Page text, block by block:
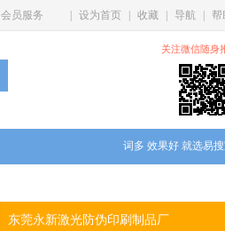
会员服务 设为首页 收藏 导航 帮
关注微信随身
词多 效果好 就选易搜
东莞永新激光防伪印刷制品厂